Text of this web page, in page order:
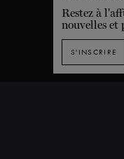
Restez à
nouvelles et
S'INSCRIRE